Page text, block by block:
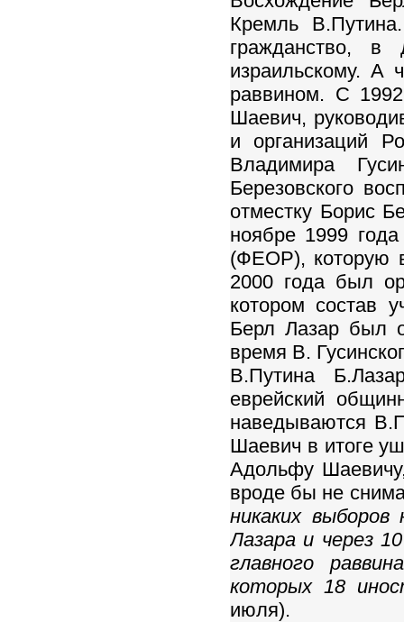
Кремль
гражданство, в
израильскому. А
раввином. С
Шаевич,
и организаций
Владимира
Березовского
отместку Борис
ноябре 1999
(ФЕОР), которую
2000 года был
котором состав
Берл Лазар был
время В.
В.Путина
еврейский
наведываются
Шаевич в итоге
Адольфу
вроде бы не
никаких
Лазара и через
главного
которых 18
июля).